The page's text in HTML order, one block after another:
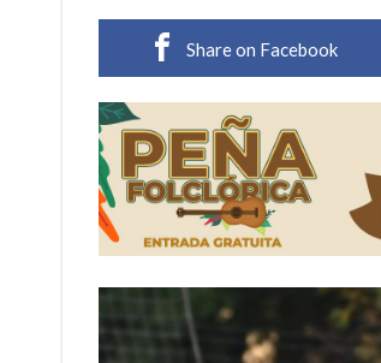
Share on Facebook